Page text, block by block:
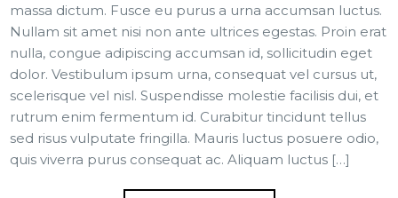
massa dictum. Fusce eu purus a urna accumsan luctus.
Nullam sit amet nisi non ante ultrices egestas. Proin erat
nulla, congue adipiscing accumsan id, sollicitudin eget
dolor. Vestibulum ipsum urna, consequat vel cursus ut,
scelerisque vel nisl. Suspendisse molestie facilisis dui, et
rutrum enim fermentum id. Curabitur tincidunt tellus
sed risus vulputate fringilla. Mauris luctus posuere odio,
quis viverra purus consequat ac. Aliquam luctus […]